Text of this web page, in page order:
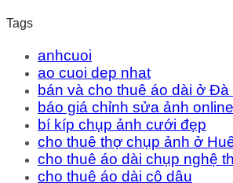
Tags
anhcuoi
ao cuoi dep nhat
bán và cho thuê áo dài ở Đà
báo giá chỉnh sửa ảnh
bí kíp chụp ảnh cưới đẹp
cho thuê thợ chụp ảnh ở
cho thuê áo dài chụp nghệ
cho thuê áo dài cô dâu